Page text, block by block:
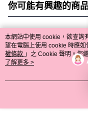
你可能有興趣的商
熱門標籤
本網站中使用 cookie，欲查詢
望在電腦上使用 cookie 時應如
權條款 」之 Cookie 聲明。您
用條款之 Cookie 聲明使用
了解更多 >